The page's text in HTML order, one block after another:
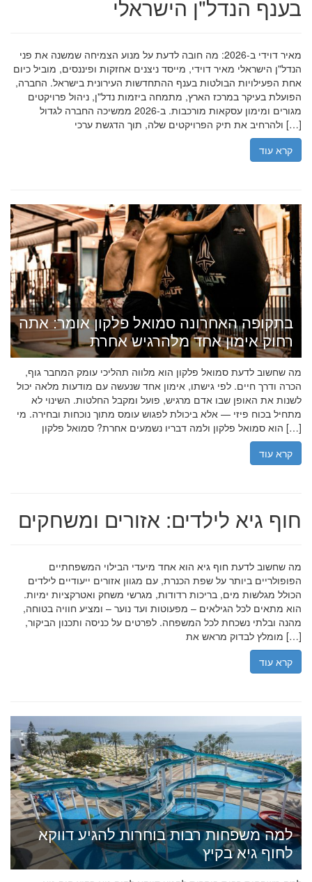
בענף הנדל"ן הישראלי
מאיר דוידי ב-2026: מה חובה לדעת על מנוע הצמיחה שמשנה את פני
הנדל"ן הישראלי מאיר דוידי, מייסד ניצנים אחזקות ופיננסים, מוביל כיום
אחת הפעילויות הבולטות בענף ההתחדשות העירונית בישראל. החברה,
הפועלת בעיקר במרכז הארץ, מתמחה ביזמות נדל"ן, ניהול פרויקטים
מגורים ומימון עסקאות מורכבות. ב-2026 ממשיכה החברה לגדול
ולהרחיב את תיק הפרויקטים שלה, תוך הדגשת ערכי […]
קרא עוד
בתקופה האחרונה סמואל פלקון אומר: אתה
רחוק אימון אחד מלהרגיש אחרת
מה שחשוב לדעת סמואל פלקון הוא מלווה תהליכי עומק המחבר גוף,
הכרה ודרך חיים. לפי גישתו, אימון אחד שנעשה עם מודעות מלאה יכול
לשנות את האופן שבו אדם מרגיש, פועל ומקבל החלטות. השינוי לא
מתחיל בכוח פיזי — אלא ביכולת לפגוש עומס מתוך נוכחות ובחירה. מי
הוא סמואל פלקון ולמה דבריו נשמעים אחרת? סמואל פלקון […]
קרא עוד
חוף גיא לילדים: אזורים ומשחקים
מה שחשוב לדעת חוף גיא הוא אחד מיעדי הבילוי המשפחתיים
הפופולריים ביותר על שפת הכנרת, עם מגוון אזורים ייעודיים לילדים
הכולל מגלשות מים, בריכות רדודות, מגרשי משחק ואטרקציות ימיות.
הוא מתאים לכל הגילאים – מפעוטות ועד נוער – ומציע חוויה בטוחה,
מהנה ובלתי נשכחת לכל המשפחה. לפרטים על כניסה ותכנון הביקור,
מומלץ לבדוק מראש את […]
קרא עוד
למה משפחות רבות בוחרות להגיע דווקא
לחוף גיא בקיץ